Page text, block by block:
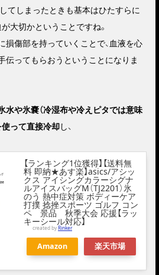
てしまったときも基本はひたすらに
大切かということですね。
損傷部を持っていくことで、血液を心
伝ってもらおうということになりま
水や氷嚢（冷湿布や冷えピタでは意味
使って直接冷却し、
【ランキング1位獲得】【送料無
料 即納★あす楽】asics/アシッ
クス アイシングカラーシグナ
ルアイスバッグM（TJ2201）氷
のう 熱中症対策 ボディーケア
打撲 捻挫スポーツ ゴルフ コン
ペ 景品 秋季大会 応援【ラッ
キーシール対応】
created byRinker
Amazon 楽天市場